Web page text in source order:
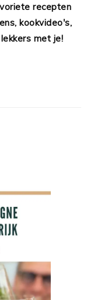
recepten
kookvideo's,
met je!